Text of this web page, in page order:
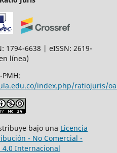
1794-6638 | eISSN: 2619-
línea)
PMH:
index.php/ratiojuris/
bajo una Licencia
- No Comercial -
Internacional